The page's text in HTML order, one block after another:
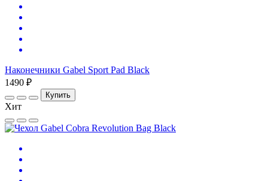
Наконечники Gabel Sport Pad Black
1490 ₽
Купить
Хит